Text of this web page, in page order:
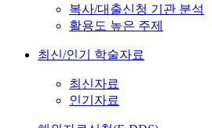
복사/대출신청 기관 분석
활용도 높은 주제
최신/인기 학술자료
최신자료
인기자료